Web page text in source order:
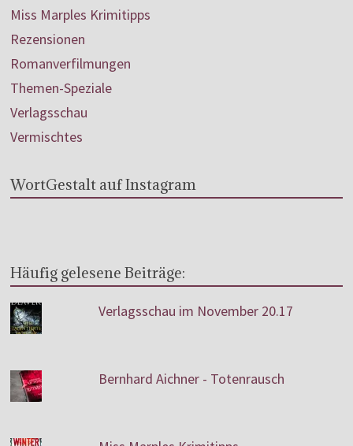
Miss Marples Krimitipps
Rezensionen
Romanverfilmungen
Themen-Speziale
Verlagsschau
Vermischtes
WortGestalt auf Instagram
Häufig gelesene Beiträge:
Verlagsschau im November 20.17
Bernhard Aichner - Totenrausch